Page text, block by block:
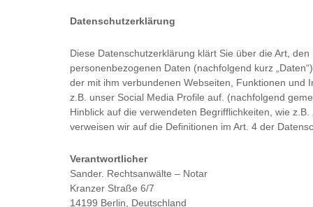
Datenschutzerklärung
Diese Datenschutzerklärung klärt Sie über die Art,
personenbezogenen Daten (nachfolgend kurz
der mit ihm verbundenen Webseiten, Funktionen und
z.B. unser Social Media Profile auf. (nachfolgend
Hinblick auf die verwendeten Begrifflichkeiten, wie z.B.
verweisen wir auf die Definitionen im Art. 4 der
Verantwortlicher
Sander. Rechtsanwälte – Notar
Kranzer Straße 6/7
14199 Berlin, Deutschland